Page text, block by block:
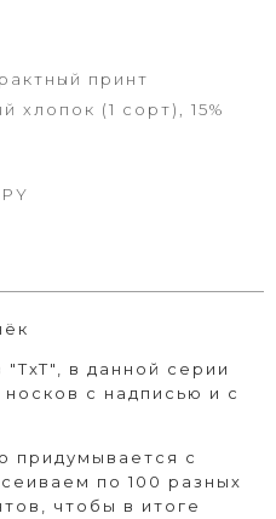
принт
хлопок (1 сорт), 15%
в данной серии
с надписью и с
придумывается с
по 100 разных
чтобы в итоге